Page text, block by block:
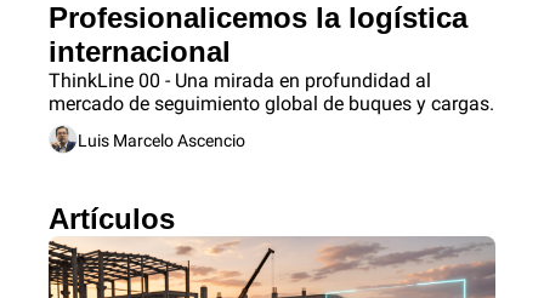
Profesionalicemos la logística
internacional
ThinkLine 00 - Una mirada en profundidad al
mercado de seguimiento global de buques y cargas.
Luis Marcelo Ascencio
Artículos